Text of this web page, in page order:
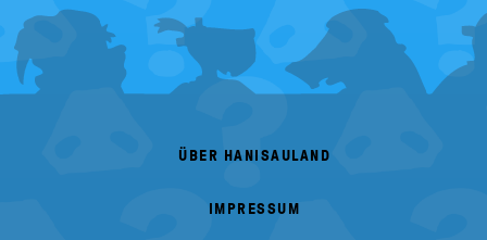
FOOTER
MENU
ÜBER HANISAULAND
IMPRESSUM